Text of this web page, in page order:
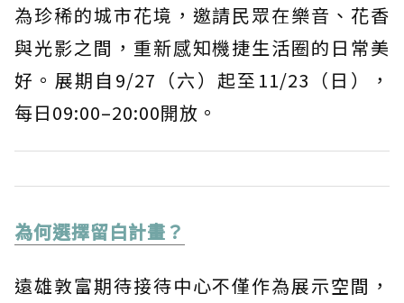
為珍稀的城市花境，邀請民眾在樂音、花香
與光影之間，重新感知機捷生活圈的日常美
好。展期自9/27（六）起至11/23（日），
每日09:00–20:00開放。
為何選擇留白計畫？
遠雄敦富期待接待中心不僅作為展示空間，